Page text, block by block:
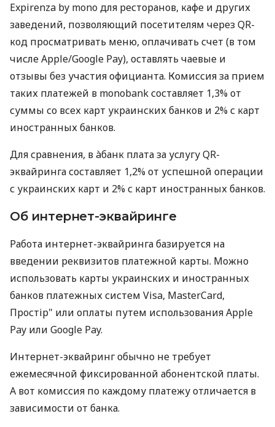
Expirenza by mono для ресторанов, кафе и других
заведений, позволяющий посетителям через QR-
код просматривать меню, оплачивать счет (в том
числе Apple/Google Pay), оставлять чаевые и
отзывы без участия официанта. Комиссия за прием
таких платежей в monobank составляет 1,3% от
суммы со всех карт украинских банков и 2% с карт
иностранных банков.
Для сравнения, в àбанк плата за услугу QR-
эквайринга составляет 1,2% от успешной операции
с украинских карт и 2% с карт иностранных банков.
Об интернет-эквайринге
Работа интернет-эквайринга базируется на
введении реквизитов платежной карты. Можно
использовать карты украинских и иностранных
банков платежных систем Visa, MasterCard,
Простір" или оплаты путем использования Apple
Pay или Google Pay.
Интернет-эквайринг обычно не требует
ежемесячной фиксированной абонентской платы.
А вот комиссия по каждому платежу отличается в
зависимости от банка.